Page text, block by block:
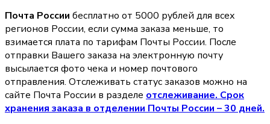
Почта России бесплатно от 5000 рублей для всех
регионов России, если сумма заказа меньше, то
взимается плата по тарифам Почты России. После
отправки Вашего заказа на электронную почту
высылается фото чека и номер почтового
отправления. Отслеживать статус заказов можно на
сайте Почта России в разделе oтслеживание. Срок
хранения заказа в отделении Почты России – 30 дней.